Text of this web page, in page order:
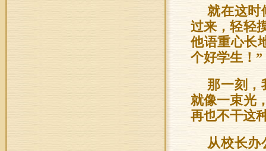
就在这时
过来，轻轻
他语重心长
个好学生！”
那一刻，
就像一束光
再也不干这
从校长办